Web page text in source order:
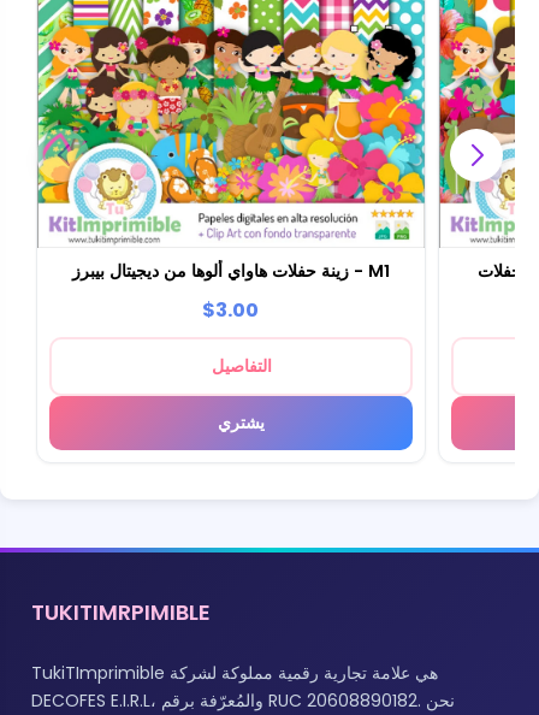
زينة حفلات هاواي ألوها من ديجيتال بيبرز - M1
$3.00
التفاصيل
يشتري
TUKITIMRPIMIBLE
TukiTImprimible هي علامة تجارية رقمية مملوكة لشركة
DECOFES E.I.R.L، والمُعرّفة برقم RUC 20608890182. نحن